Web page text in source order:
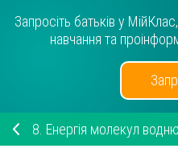
Запросіть батьків у
навчання та
8. Енергія молекул водню